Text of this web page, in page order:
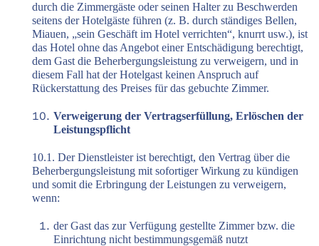
durch die Zimmergäste oder seinen Halter zu Beschwerden
seitens der Hotelgäste führen (z. B. durch ständiges Bellen,
Miauen, „sein Geschäft im Hotel verrichten“, knurrt usw.), ist
das Hotel ohne das Angebot einer Entschädigung berechtigt,
dem Gast die Beherbergungsleistung zu verweigern, und in
diesem Fall hat der Hotelgast keinen Anspruch auf
Rückerstattung des Preises für das gebuchte Zimmer.
Verweigerung der Vertragserfüllung, Erlöschen der
Leistungspflicht
10.1. Der Dienstleister ist berechtigt, den Vertrag über die
Beherbergungsleistung mit sofortiger Wirkung zu kündigen
und somit die Erbringung der Leistungen zu verweigern,
wenn:
der Gast das zur Verfügung gestellte Zimmer bzw. die
Einrichtung nicht bestimmungsgemäß nutzt